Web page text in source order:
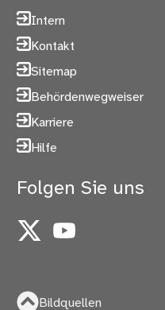
Intern
Kontakt
Sitemap
Behördenwegweiser
Karriere
Hilfe
Folgen Sie uns
X YouTube
Bildquellen